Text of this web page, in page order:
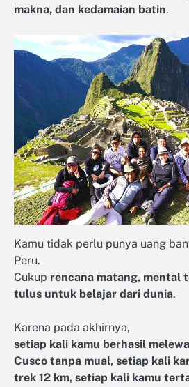
makna, dan kedamaian batin.
Kamu tidak perlu punya uang
Peru.
Cukup rencana matang, mental
tulus untuk belajar dari dunia.
Karena pada akhirnya,
setiap kali kamu berhasil
Cusco tanpa mual, setiap kali
trek 12 km, setiap kali kamu